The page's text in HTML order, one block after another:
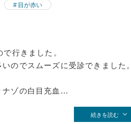
目が赤い
行きました。
のでスムーズに受診できました。
ゾの白目充血...
続きを読む